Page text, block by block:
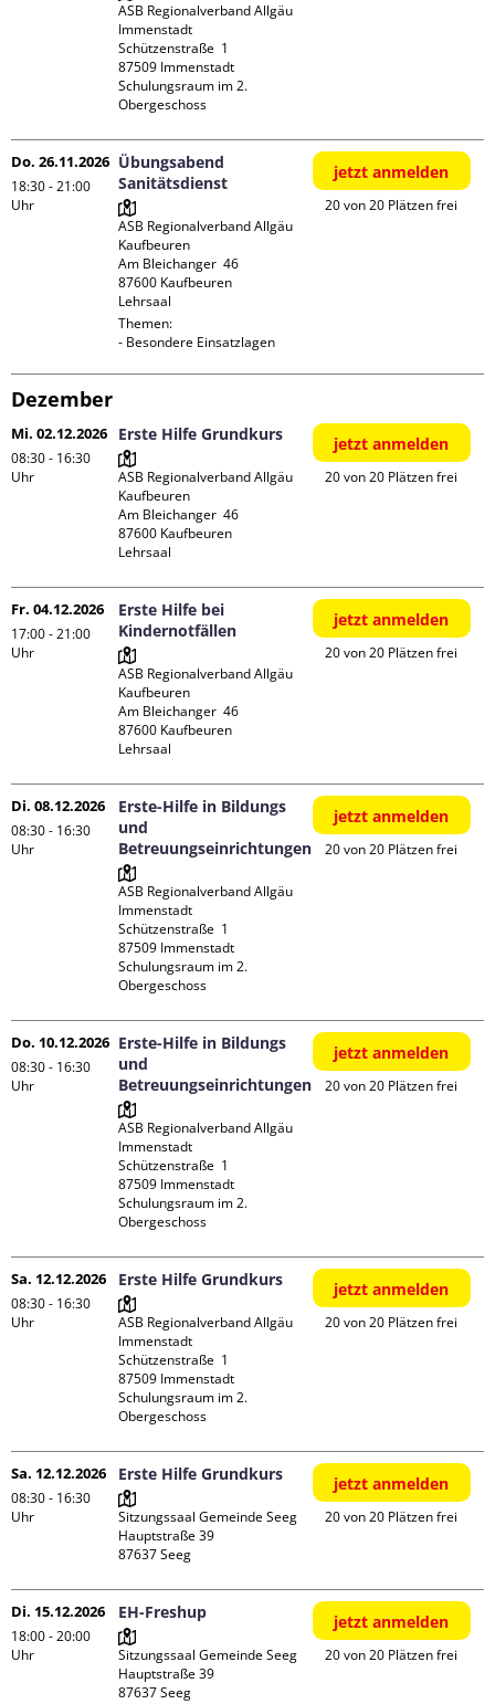
ASB Regionalverband Allgäu
Immenstadt
Schützenstraße  1
87509 Immenstadt
Schulungsraum im 2.
Obergeschoss
Do. 26.11.2026
18:30 - 21:00
Uhr
Übungsabend
Sanitätsdienst
ASB Regionalverband Allgäu
Kaufbeuren
Am Bleichanger  46
87600 Kaufbeuren
Lehrsaal
Themen:
- Besondere Einsatzlagen
jetzt anmelden
20 von 20 Plätzen frei
Dezember
Mi. 02.12.2026
08:30 - 16:30
Uhr
Erste Hilfe Grundkurs
ASB Regionalverband Allgäu
Kaufbeuren
Am Bleichanger  46
87600 Kaufbeuren
Lehrsaal
jetzt anmelden
20 von 20 Plätzen frei
Fr. 04.12.2026
17:00 - 21:00
Uhr
Erste Hilfe bei
Kindernotfällen
ASB Regionalverband Allgäu
Kaufbeuren
Am Bleichanger  46
87600 Kaufbeuren
Lehrsaal
jetzt anmelden
20 von 20 Plätzen frei
Di. 08.12.2026
08:30 - 16:30
Uhr
Erste-Hilfe in Bildungs
und
Betreuungseinrichtungen
ASB Regionalverband Allgäu
Immenstadt
Schützenstraße  1
87509 Immenstadt
Schulungsraum im 2.
Obergeschoss
jetzt anmelden
20 von 20 Plätzen frei
Do. 10.12.2026
08:30 - 16:30
Uhr
Erste-Hilfe in Bildungs
und
Betreuungseinrichtungen
ASB Regionalverband Allgäu
Immenstadt
Schützenstraße  1
87509 Immenstadt
Schulungsraum im 2.
Obergeschoss
jetzt anmelden
20 von 20 Plätzen frei
Sa. 12.12.2026
08:30 - 16:30
Uhr
Erste Hilfe Grundkurs
ASB Regionalverband Allgäu
Immenstadt
Schützenstraße  1
87509 Immenstadt
Schulungsraum im 2.
Obergeschoss
jetzt anmelden
20 von 20 Plätzen frei
Sa. 12.12.2026
08:30 - 16:30
Uhr
Erste Hilfe Grundkurs
Sitzungssaal Gemeinde Seeg
Hauptstraße 39
jetzt anmelden
20 von 20 Plätzen frei
Di. 15.12.2026
18:00 - 20:00
Uhr
EH-Freshup
Sitzungssaal Gemeinde Seeg
Hauptstraße 39
jetzt anmelden
20 von 20 Plätzen frei